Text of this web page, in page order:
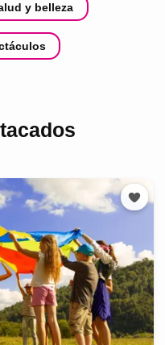
y belleza